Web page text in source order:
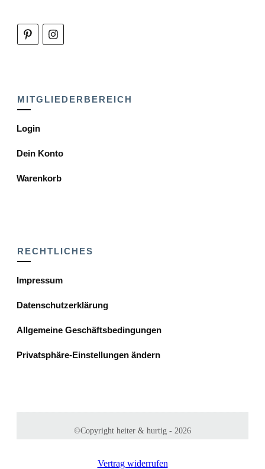
MITGLIEDERBEREICH
Login
Dein Konto
Warenkorb
RECHTLICHES
Impressum
Datenschutzerklärung
Allgemeine Geschäftsbedingungen
Privatsphäre-Einstellungen ändern
©Copyright heiter & hurtig - 2026
Vertrag widerrufen